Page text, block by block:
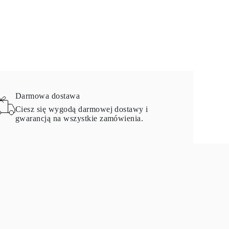
Darmowa dostawa
Ciesz się wygodą darmowej dostawy i
gwarancją na wszystkie zamówienia.